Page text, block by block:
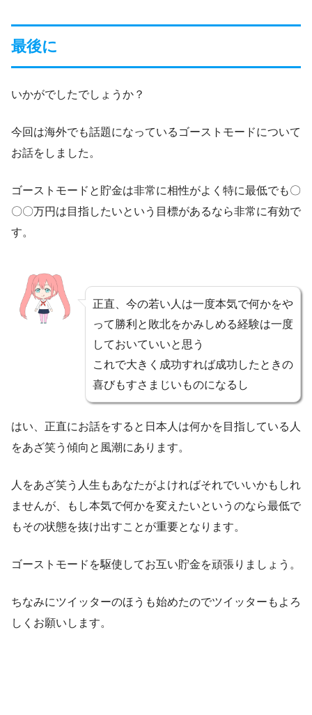
最後に
いかがでしたでしょうか？
今回は海外でも話題になっているゴーストモードについて
お話をしました。
ゴーストモードと貯金は非常に相性がよく特に最低でも〇
〇〇万円は目指したいという目標があるなら非常に有効で
す。
正直、今の若い人は一度本気で何かをや
って勝利と敗北をかみしめる経験は一度
しておいていいと思う
これで大きく成功すれば成功したときの
喜びもすさまじいものになるし
はい、正直にお話をすると日本人は何かを目指している人
をあざ笑う傾向と風潮にあります。
人をあざ笑う人生もあなたがよければそれでいいかもしれ
ませんが、もし本気で何かを変えたいというのなら最低で
もその状態を抜け出すことが重要となります。
ゴーストモードを駆使してお互い貯金を頑張りましょう。
ちなみにツイッターのほうも始めたのでツイッターもよろ
しくお願いします。